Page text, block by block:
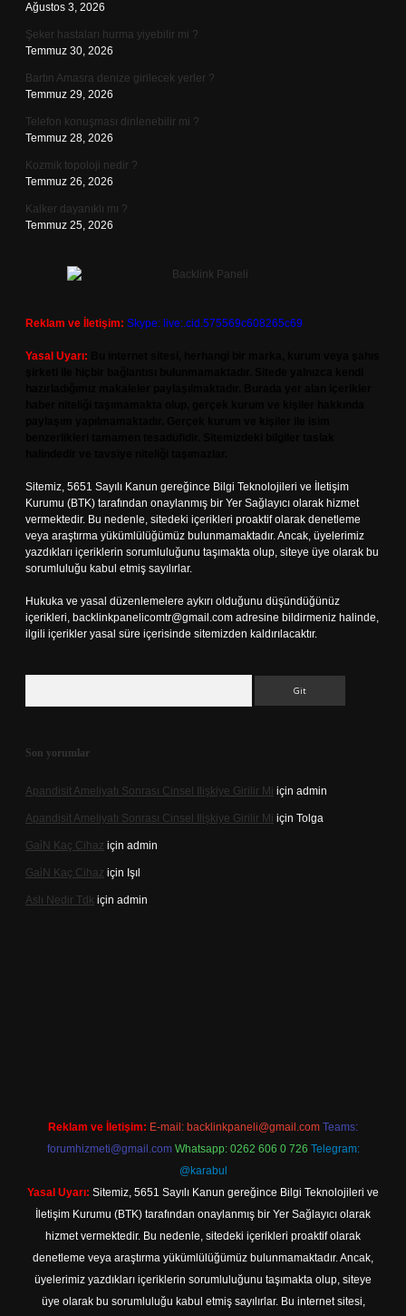
Ağustos 3, 2026
Şeker hastaları hurma yiyebilir mi ?
Temmuz 30, 2026
Bartın Amasra denize girilecek yerler ?
Temmuz 29, 2026
Telefon konuşması dinlenebilir mi ?
Temmuz 28, 2026
Kozmik topoloji nedir ?
Temmuz 26, 2026
Kalker dayanıklı mı ?
Temmuz 25, 2026
Reklam ve İletişim: Skype: live:.cid.575569c608265c69
Yasal Uyarı:
Sitemiz, 5651 Sayılı Kanun gereğince Bilgi Teknolojileri ve İletişim
Kurumu (BTK) tarafından onaylanmış bir Yer Sağlayıcı olarak hizmet
vermektedir. Bu nedenle, sitedeki içerikleri proaktif olarak denetleme
veya araştırma yükümlülüğümüz bulunmamaktadır. Ancak, üyelerimiz
yazdıkları içeriklerin sorumluluğunu taşımakta olup, siteye üye olarak bu
sorumluluğu kabul etmiş sayılırlar.
Hukuka ve yasal düzenlemelere aykırı olduğunu düşündüğünüz
içerikleri, backlinkpanelicomtr@gmail.com adresine bildirmeniz halinde,
ilgili içerikler yasal süre içerisinde sitemizden kaldırılacaktır.
Son yorumlar
Apandisit Ameliyatı Sonrası Cinsel Ilişkiye Girilir Mi için admin
Apandisit Ameliyatı Sonrası Cinsel Ilişkiye Girilir Mi için Tolga
Gai̇N Kaç Cihaz için admin
Gai̇N Kaç Cihaz için Işıl
Aslı Nedir Tdk için admin
Reklam ve İletişim: E-mail: backlinkpaneli@gmail.com Teams:
forumhizmeti@gmail.com Whatsapp: 0262 606 0 726 Telegram:
@karabul
Yasal Uyarı: Sitemiz, 5651 Sayılı Kanun gereğince Bilgi Teknolojileri ve
İletişim Kurumu (BTK) tarafından onaylanmış bir Yer Sağlayıcı olarak
hizmet vermektedir. Bu nedenle, sitedeki içerikleri proaktif olarak
denetleme veya araştırma yükümlülüğümüz bulunmamaktadır. Ancak,
üyelerimiz yazdıkları içeriklerin sorumluluğunu taşımakta olup, siteye
üye olarak bu sorumluluğu kabul etmiş sayılırlar. Bu internet sitesi,